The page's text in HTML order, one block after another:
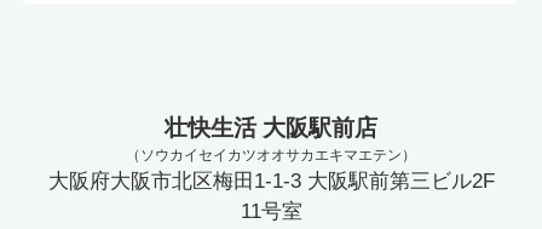
壮快生活 大阪駅前店
（ソウカイセイカツオオサカエキマエテン）
大阪府大阪市北区梅田1-1-3 大阪駅前第三ビル2F
11号室